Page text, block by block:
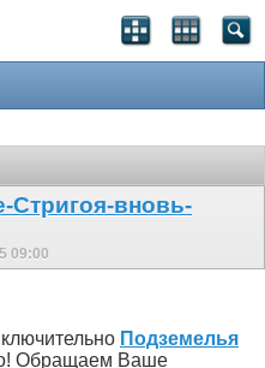
Стригоя-вновь-
09:00
Подземелья
Обращаем Ваше